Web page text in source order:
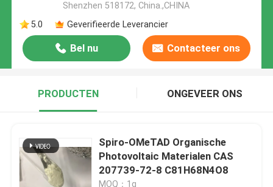
Shenzhen 518172, China.,CHINA
5.0
Geverifieerde Leverancier
Bel nu Contacteer ons
PRODUCTEN ONGEVEER ONS
Spiro-OMeTAD Organische
Photovoltaic Materialen CAS
207739-72-8 C81H68N4O8
MOQ：1g